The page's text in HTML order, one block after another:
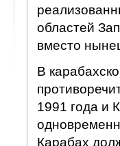
областей
вместо
В
1991 года и
Карабах